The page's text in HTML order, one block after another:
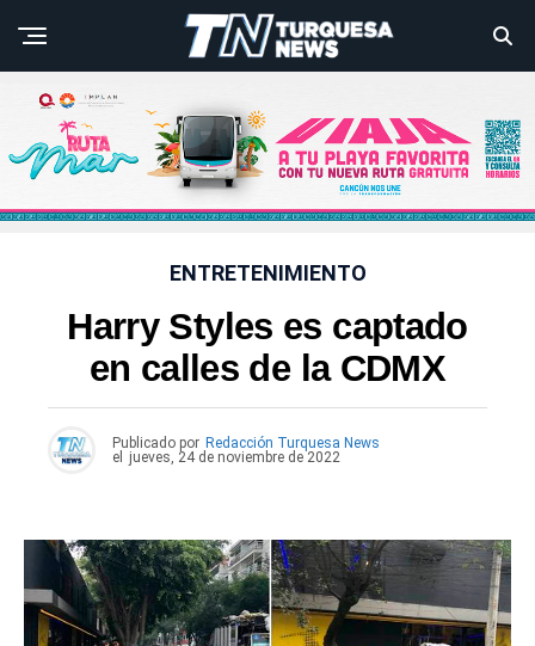
ENTRETENIMIENTO
Harry Styles es captado
en calles de la CDMX
Publicado por Redacción Turquesa News
el
jueves, 24 de noviembre de 2022